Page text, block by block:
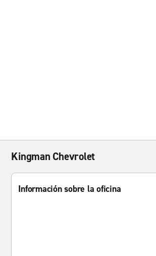
Kingman Chevrolet
Información sobre la oficina